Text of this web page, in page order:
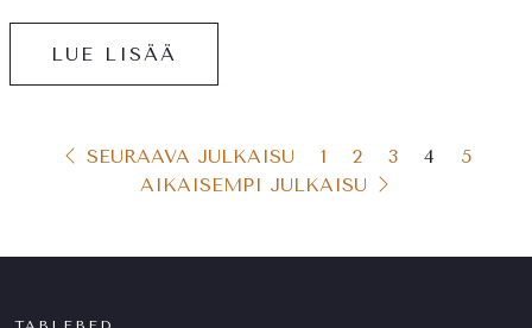
LUE LISÄÄ
Artikkelien sivutus
SEURAAVA JULKAISU 1 2 3 4
5
AIKAISEMPI JULKAISU